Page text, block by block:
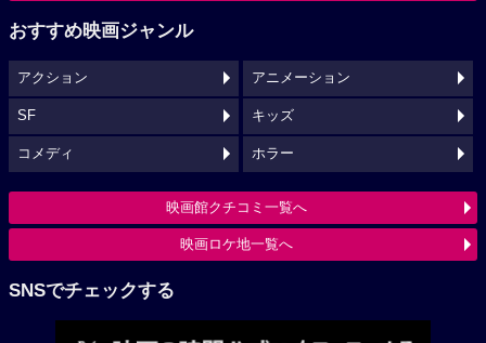
おすすめ映画ジャンル
アクション アニメーション
SF キッズ
コメディ ホラー
映画館クチコミ一覧へ
映画ロケ地一覧へ
SNSでチェックする